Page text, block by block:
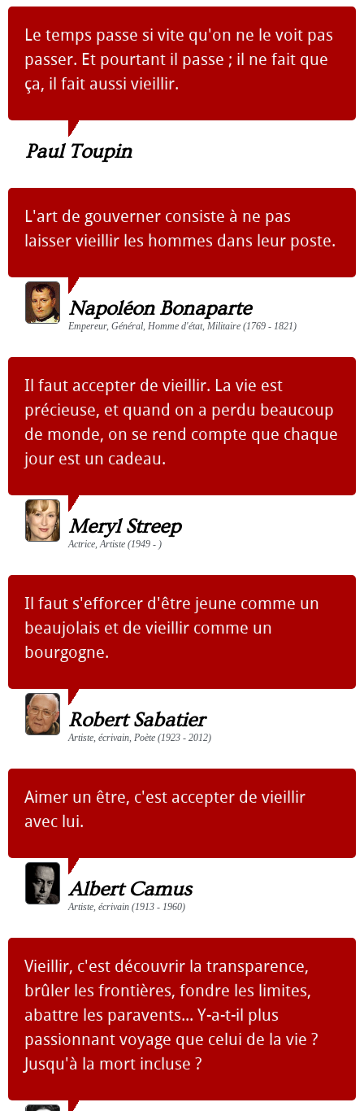
Le temps passe si vite qu'on ne le voit pas
passer. Et pourtant il passe ; il ne fait que
ça, il fait aussi vieillir.
Paul Toupin
L'art de gouverner consiste à ne pas
laisser vieillir les hommes dans leur poste.
Napoléon Bonaparte
Empereur, Général, Homme d'état, Militaire (1769 - 1821)
Il faut accepter de vieillir. La vie est
précieuse, et quand on a perdu beaucoup
de monde, on se rend compte que chaque
jour est un cadeau.
Meryl Streep
Actrice, Artiste (1949 - )
Il faut s'efforcer d'être jeune comme un
beaujolais et de vieillir comme un
bourgogne.
Robert Sabatier
Artiste, écrivain, Poète (1923 - 2012)
Aimer un être, c'est accepter de vieillir
avec lui.
Albert Camus
Artiste, écrivain (1913 - 1960)
Vieillir, c'est découvrir la transparence,
brûler les frontières, fondre les limites,
abattre les paravents... Y-a-t-il plus
passionnant voyage que celui de la vie ?
Jusqu'à la mort incluse ?